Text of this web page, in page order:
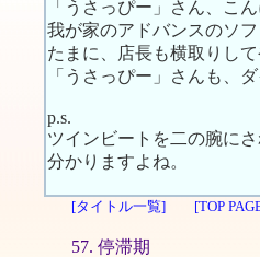
「うさっぴー」さん、こん
我が家のアドバンスのソ
たまに、店長も横取りし
「うさっぴー」さんも、
p.s.
ツインビートを二の腕に
分かりますよね。
[タイトル一覧] [TOP
57. 停滞期